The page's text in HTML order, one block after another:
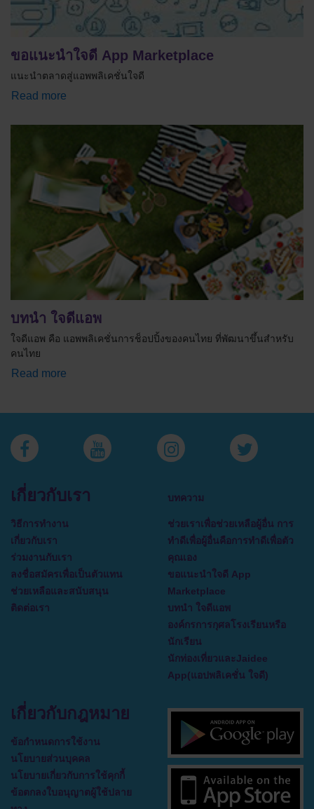
ขอแนะนำใจดี App Marketplace
แนะนำตลาดสู่แอพพลิเคชั่นใจดี
Read more
บทนำ ใจดีแอพ
ใจดีแอพ คือ แอพพลิเคชั่นการช็อปปิ้งของคนไทย ที่พัฒนาขึ้นสำหรับ
คนไทย
Read more
เกี่ยวกับเรา
วิธีการทำงาน
เกี่ยวกับเรา
ร่วมงานกับเรา
ลงชื่อสมัครเพื่อเป็นตัวแทน
ช่วยเหลือและสนับสนุน
ติดต่อเรา
บทความ
ช่วยเราเพื่อช่วยเหลือผู้อื่น การ
ทำดีเพื่อผู้อื่นคือการทำดีเพื่อตัว
คุณเอง
ขอแนะนำใจดี App
Marketplace
บทนำ ใจดีแอพ
องค์กรการกุศลโรงเรียนหรือ
นักเรียน
นักท่องเที่ยวและJaidee
App(แอปพลิเคชั่น ใจดี)
เกี่ยวกับกฎหมาย
ข้อกำหนดการใช้งาน
นโยบายส่วนบุคคล
นโยบายเกี่ยวกับการใช้คุกกี้
ข้อตกลงใบอนุญาตผู้ใช้ปลาย